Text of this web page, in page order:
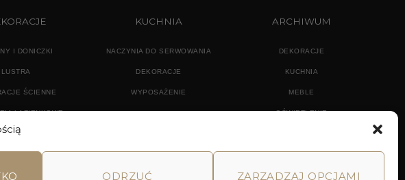
ODRZUĆ ZARZĄDZAJ OPCJAMI
I DONICZKI
LUSTRA
ŚCIENNE
ŁAZIENKOWE
KUCHNIA
NACZYNIA DO SERWOWANIA
DEKORACJE
WYPOSAŻENIE
ARCHIWUM
DEKORACJE
KUCHNIA
MEBLE
OŚWIETLENIE